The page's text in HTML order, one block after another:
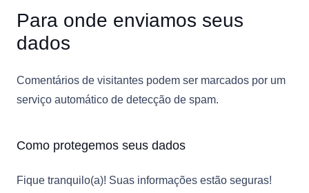
Para onde enviamos seus
dados
Comentários de visitantes podem ser marcados por um
serviço automático de detecção de spam.
Como protegemos seus dados
Fique tranquilo(a)! Suas informações estão seguras!